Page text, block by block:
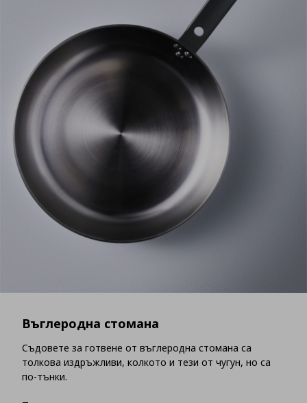
Въглеродна стомана
Съдовете за готвене от въглеродна стомана са
толкова издръжливи, колкото и тези от чугун, но са
по-тънки.